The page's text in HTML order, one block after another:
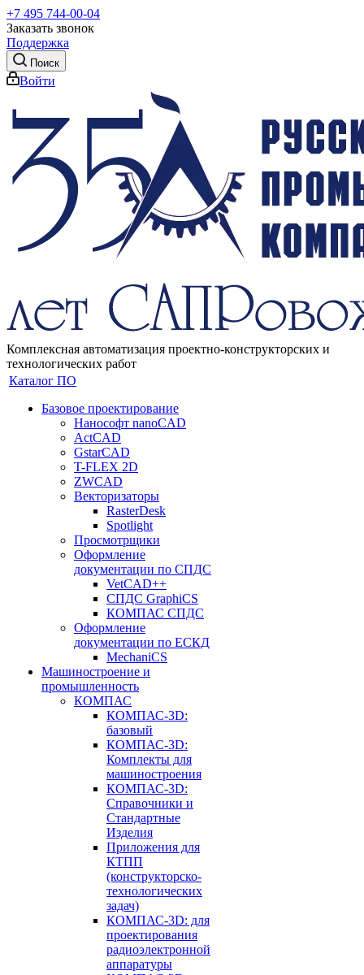
+7 495 744-00-04
Заказать звонок
Поддержка
Поиск
Войти
Комплексная автоматизация проектно-конструкторских и
технологических работ
Каталог ПО
Базовое проектирование
Нанософт nanoCAD
ActCAD
GstarCAD
T-FLEX 2D
ZWCAD
Векторизаторы
RasterDesk
Spotlight
Просмотрщики
Оформление
документации по СПДС
VetCAD++
СПДС GraphiCS
КОМПАС СПДС
Оформление
документации по ЕСКД
MechaniCS
Машиностроение и
промышленность
КОМПАС
КОМПАС-3D:
базовый
КОМПАС-3D:
Комплекты для
машиностроения
КОМПАС-3D:
Справочники и
Стандартные
Изделия
Приложения для
КТПП
(конструкторско-
технологических
задач)
КОМПАС-3D: для
проектирования
радиоэлектронной
аппаратуры